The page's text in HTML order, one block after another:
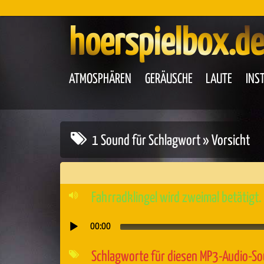
hoerspielbox.de
ATMOSPHÄREN GERÄUSCHE LAUTE
1 Sound für Schlagwort » Vorsicht
Fahrradklingel wird zweimal betätigt.
Audio-
Player
00:00
Schlagworte für diesen MP3-Audio-